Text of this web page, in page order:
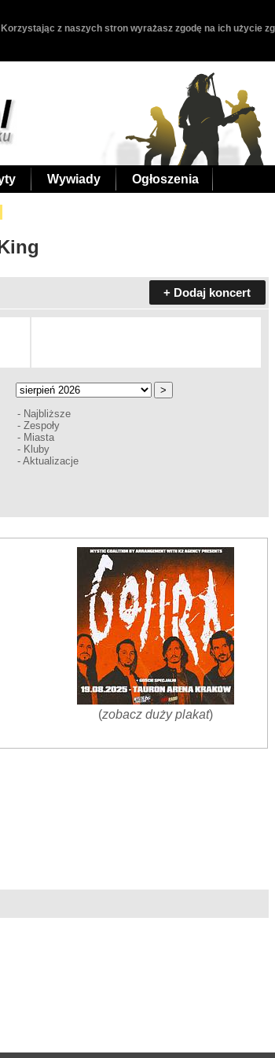
z naszych stron wyrażasz zgodę na ich użycie
Wywiady Ogłoszenia
+ Dodaj koncert
- Najbliższe
- Zespoły
- Miasta
- Kluby
- Aktualizacje
(zobacz duży plakat)